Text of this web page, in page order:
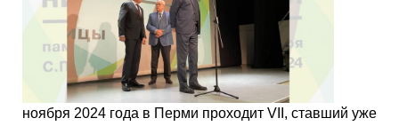
ноября 2024 года в Перми проходит VII, ставший уже